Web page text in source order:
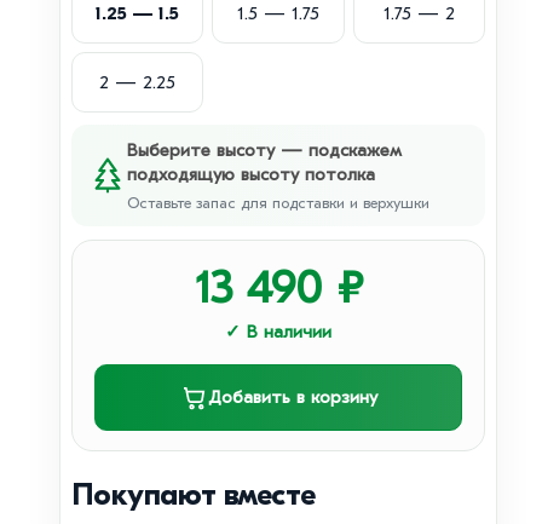
1.25 — 1.5 1.5 — 1.75 1.75 — 2
2 — 2.25
Выберите высоту — подскажем
подходящую высоту потолка
Оставьте запас для подставки и верхушки
13 490₽
✓ В наличии
Добавить в корзину
Покупают вместе